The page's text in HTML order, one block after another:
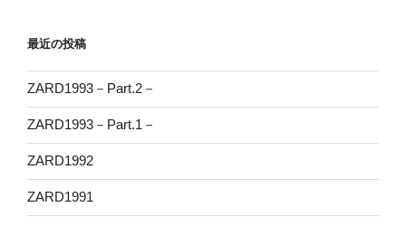
最近の投稿
ZARD1993－Part.2－
ZARD1993－Part.1－
ZARD1992
ZARD1991